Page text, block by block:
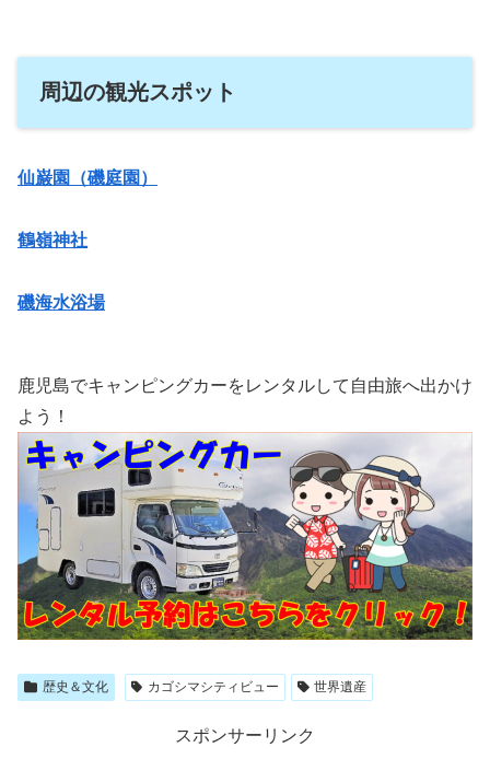
周辺の観光スポット
仙巌園（磯庭園）
鶴嶺神社
磯海水浴場
鹿児島でキャンピングカーをレンタルして自由旅へ出かけ
よう！
歴史＆文化 カゴシマシティビュー 世界遺産
スポンサーリンク